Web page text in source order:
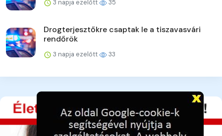
3 napja ezelőtt 35
Drogterjesztőkre csaptak le a tiszavasvári
rendőrök
3 napja ezelőtt 33